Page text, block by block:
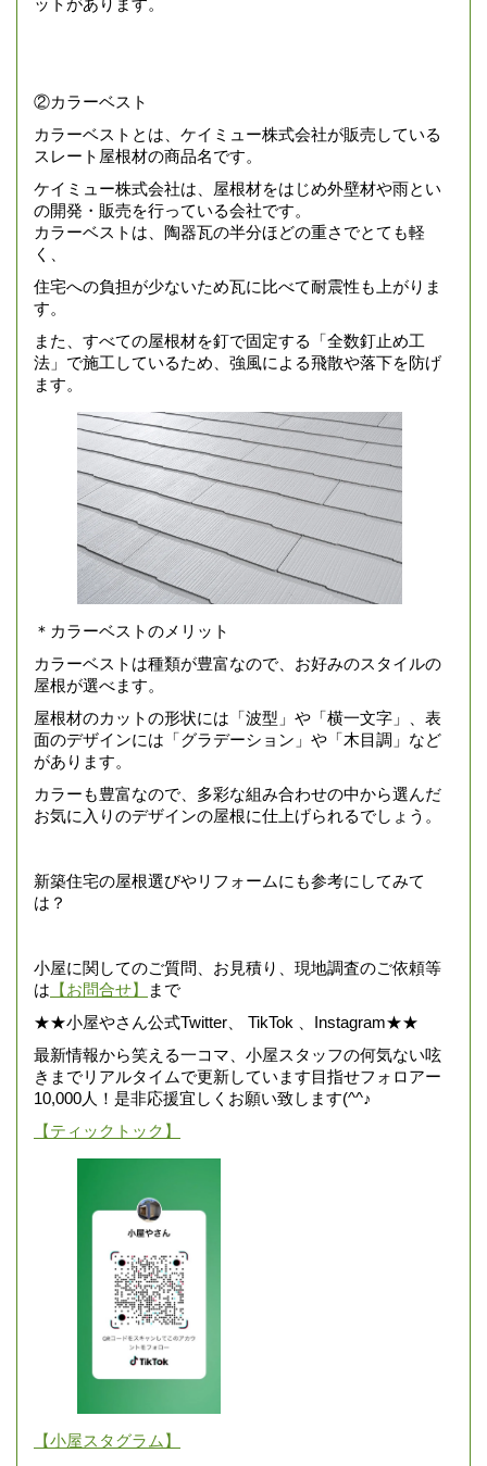
②カラーベスト
カラーベストとは、ケイミュー株式会社が販売している
スレート屋根材の商品名です。
ケイミュー株式会社は、屋根材をはじめ外壁材や雨とい
の開発・販売を行っている会社です。
カラーベストは、陶器瓦の半分ほどの重さでとても軽
く、
住宅への負担が少ないため瓦に比べて耐震性も上がりま
す。
また、すべての屋根材を釘で固定する「全数釘止め工
法」で施工しているため、強風による飛散や落下を防げ
ます。
＊カラーベストのメリット
カラーベストは種類が豊富なので、お好みのスタイルの
屋根が選べます。
屋根材のカットの形状には「波型」や「横一文字」、表
面のデザインには「グラデーション」や「木目調」など
があります。
カラーも豊富なので、多彩な組み合わせの中から選んだ
お気に入りのデザインの屋根に仕上げられるでしょう。
新築住宅の屋根選びやリフォームにも参考にしてみて
は？
小屋に関してのご質問、お見積り、現地調査のご依頼等
は 【お問合せ】
まで
★★小屋やさん公式Twitter、 TikTok 、Instagram★★
最新情報から笑える一コマ、小屋スタッフの何気ない呟
きまでリアルタイムで更新しています目指せフォロアー
10,000人！是非応援宜しくお願い致します(^^♪
【ティックトック】
【小屋スタグラム】